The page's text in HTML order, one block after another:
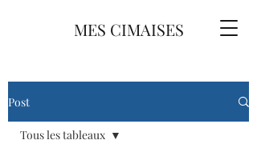
MES CIMAISES
Post
Tous les tableaux